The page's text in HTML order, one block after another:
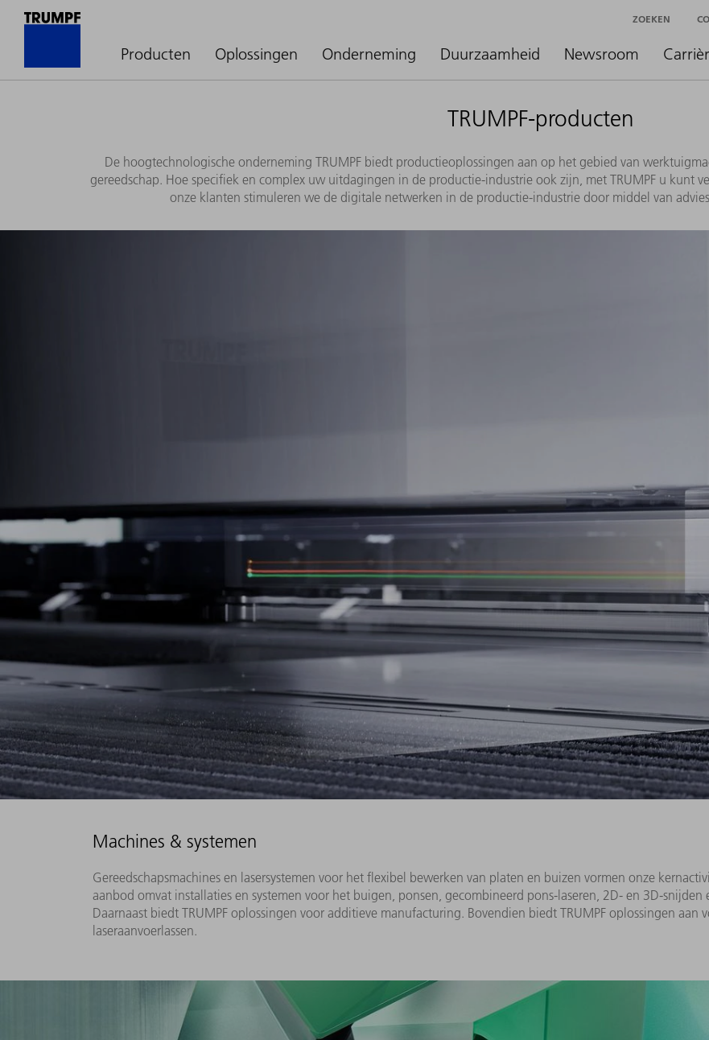
Producten Oplossingen Onderneming Duurzaamheid Newsroom
ZOEKEN
TRUMPF-producten
De hoogtechnologische onderneming TRUMPF biedt productieoplossingen aan op het gebied van
gereedschap. Hoe specifiek en complex uw uitdagingen in de productie-industrie ook zijn, met TRUMPF u kunt
onze klanten stimuleren we de digitale netwerken in de productie-industrie door middel van
Machines & systemen
Gereedschapsmachines en lasersystemen voor het flexibel bewerken van platen en buizen vormen onze
aanbod omvat installaties en systemen voor het buigen, ponsen, gecombineerd pons-laseren, 2D- en 3D-snijden
Daarnaast biedt TRUMPF oplossingen voor additieve manufacturing. Bovendien biedt TRUMPF oplossingen aan
laseraanvoerlassen.